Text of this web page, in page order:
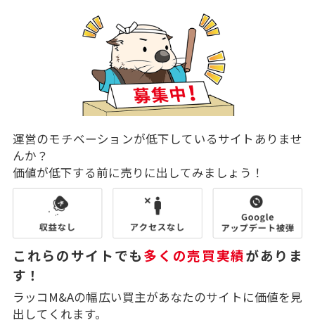
運営のモチベーションが低下しているサイトありませ
んか？
価値が低下する前に売りに出してみましょう！
これらのサイトでも多くの売買実績がありま
す！
ラッコM&Aの幅広い買主があなたのサイトに価値を見
出してくれます。